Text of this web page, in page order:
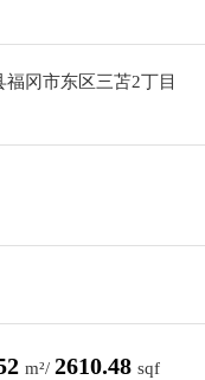
福冈市东区三苫2丁目
m²/ 2610.48 sqf